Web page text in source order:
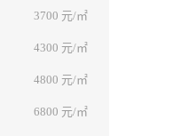
3700 元/㎡
4300 元/㎡
4800 元/㎡
6800 元/㎡